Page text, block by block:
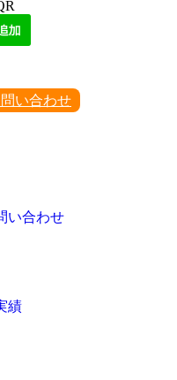
い合わせ
い合わせ
績